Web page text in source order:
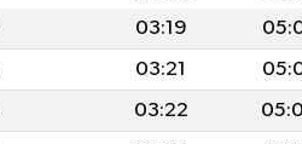
03:19
03:21
03:22